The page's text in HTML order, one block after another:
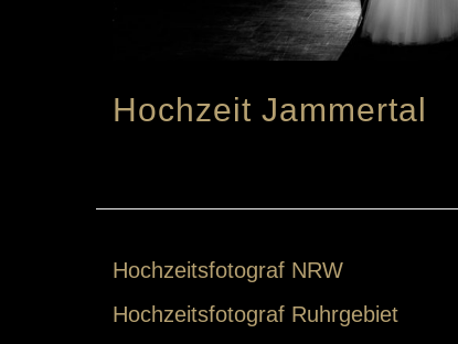
Hochzeit Jammertal
Hochzeitsfotograf NRW
Hochzeitsfotograf Ruhrgebiet